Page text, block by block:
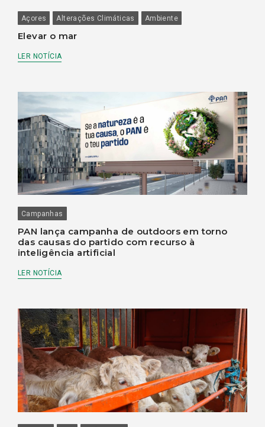
Açores Alterações Climáticas Ambiente
Elevar o mar
LER NOTÍCIA
Campanhas
PAN lança campanha de outdoors em torno
das causas do partido com recurso à
inteligência artificial
LER NOTÍCIA